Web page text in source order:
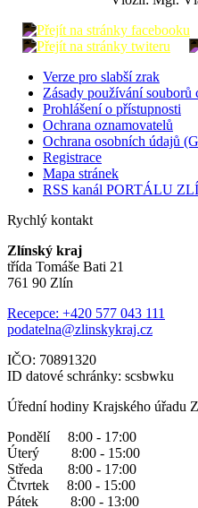
Verze pro slabší zrak
Zásady používání souborů
Prohlášení o přístupnosti
Ochrana oznamovatelů
Ochrana osobních údajů
Registrace
Mapa stránek
RSS kanál PORTÁLU
Rychlý kontakt
Zlínský kraj
třída Tomáše Bati 21
761 90 Zlín
Recepce: +420 577 043 111
podatelna@zlinskykraj.cz
IČO: 70891320
ID datové schránky: scsbwku
Úřední hodiny Krajského úřadu
Pondělí 8:00 - 17:00
Úterý 8:00 - 15:00
Středa 8:00 - 17:00
Čtvrtek 8:00 - 15:00
Pátek 8:00 - 13:00